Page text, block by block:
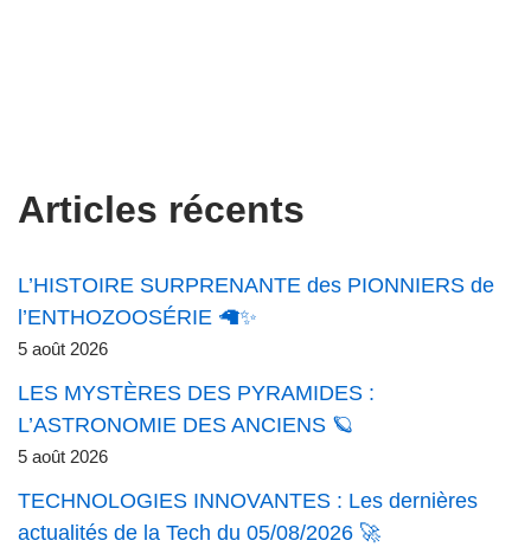
Articles récents
L’HISTOIRE SURPRENANTE des PIONNIERS de
l’ENTHOZOOSÉRIE 🦙✨
5 août 2026
LES MYSTÈRES DES PYRAMIDES :
L’ASTRONOMIE DES ANCIENS 🪐
5 août 2026
TECHNOLOGIES INNOVANTES : Les dernières
actualités de la Tech du 05/08/2026 🚀